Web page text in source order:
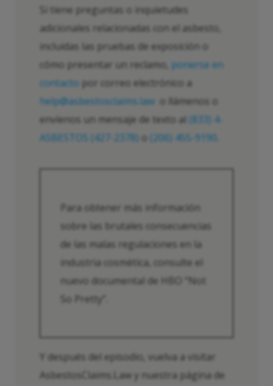
Si tiene preguntas o inquietudes
adicionales relacionadas con el asbesto,
incluidas las pruebas de exposición o
cómo presentar un reclamo, ponerse en
contacto por correo electrónico a
help@asbestosclaims.law o llámenos o
envíenos un mensaje de texto al (833) 4-
ASBESTOS (427-2378)
(206) 455-9190
Para obtener más información
sobre las brutales consecuencias
de las malas regulaciones en la
industria cosmética, consulte el
nuevo documental de HBO “Not
So Pretty”.
Y después del episodio, vuelva a visitar
AsbestosClaims.Law y nuestra página de